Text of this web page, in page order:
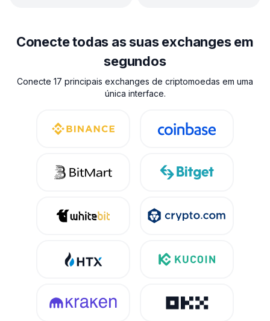
Conecte todas as suas exchanges em
segundos
Conecte 17 principais exchanges de criptomoedas em uma
única interface.